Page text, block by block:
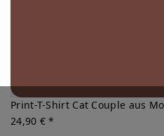
Print-T-Shirt Cat Couple aus
24,90 € *